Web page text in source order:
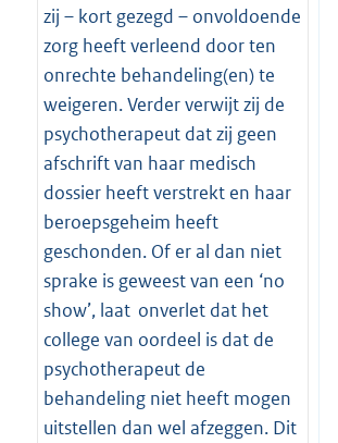
zij – kort gezegd – onvoldoende
zorg heeft verleend door ten
onrechte behandeling(en) te
weigeren. Verder verwijt zij de
psychotherapeut dat zij geen
afschrift van haar medisch
dossier heeft verstrekt en haar
beroepsgeheim heeft
geschonden. Of er al dan niet
sprake is geweest van een ‘no
show’, laat onverlet dat het
college van oordeel is dat de
psychotherapeut de
behandeling niet heeft mogen
uitstellen dan wel afzeggen. Dit